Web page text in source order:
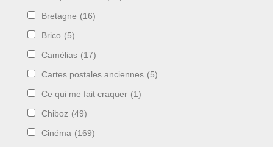
Bretagne (16)
Brico (5)
Camélias (17)
Cartes postales anciennes (5)
Ce qui me fait craquer (1)
Chiboz (49)
Cinéma (169)